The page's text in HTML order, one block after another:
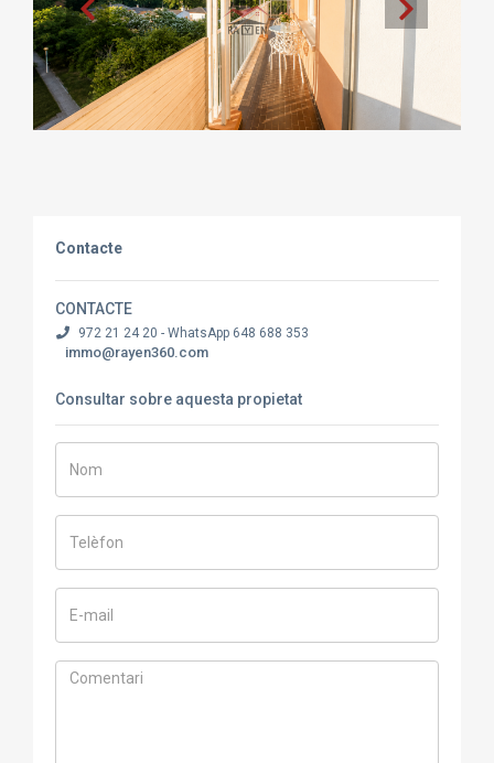
Contacte
CONTACTE
972 21 24 20 - WhatsApp 648 688 353
immo@rayen360.com
Consultar sobre aquesta propietat